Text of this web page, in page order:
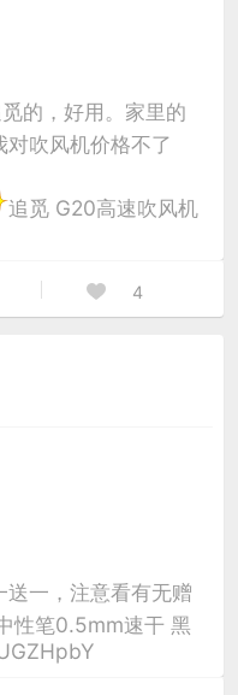
的，好用。家里的
对吹风机价格不了
追觅 G20高速吹风机
4
一，注意看有无赠
性笔0.5mm速干 黑